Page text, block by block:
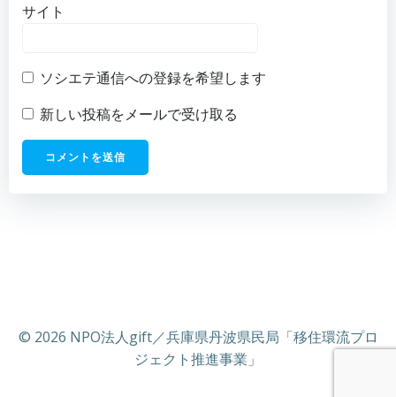
サイト
ソシエテ通信への登録を希望します
新しい投稿をメールで受け取る
© 2026 NPO法人gift／兵庫県丹波県民局「移住環流プロ
ジェクト推進事業」